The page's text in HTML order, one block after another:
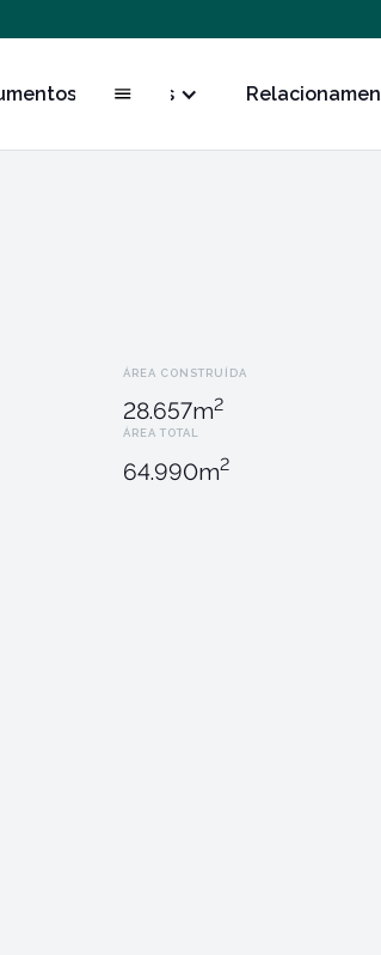
Obras
ÁREA CONSTRUÍDA
28.657m2
ÁREA TOTAL
64.990m2